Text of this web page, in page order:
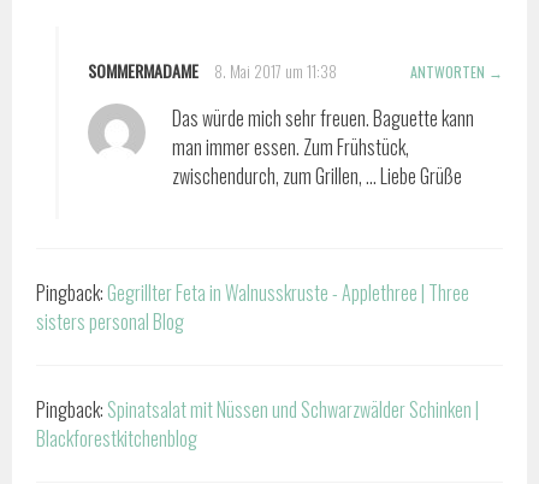
SOMMERMADAME 8. Mai 2017 um 11:38 ANTWORTEN
Das würde mich sehr freuen. Baguette kann
man immer essen. Zum Frühstück,
zwischendurch, zum Grillen, … Liebe Grüße
Pingback: Gegrillter Feta in Walnusskruste - Applethree | Three
sisters personal Blog
Pingback: Spinatsalat mit Nüssen und Schwarzwälder Schinken |
Blackforestkitchenblog